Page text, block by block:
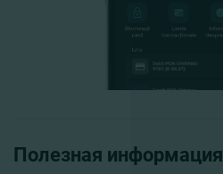
Полезная информация